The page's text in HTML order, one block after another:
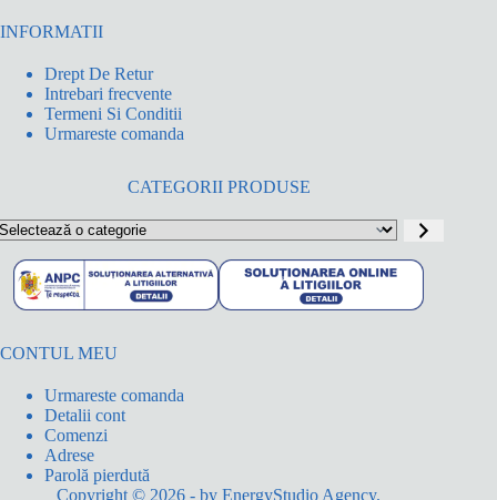
INFORMATII
Drept De Retur
Intrebari frecvente
Termeni Si Conditii
Urmareste comanda
CATEGORII PRODUSE
CONTUL MEU
Urmareste comanda
Detalii cont
Comenzi
Adrese
Parolă pierdută
Copyright © 2026 - byEnergyStudio Agency.